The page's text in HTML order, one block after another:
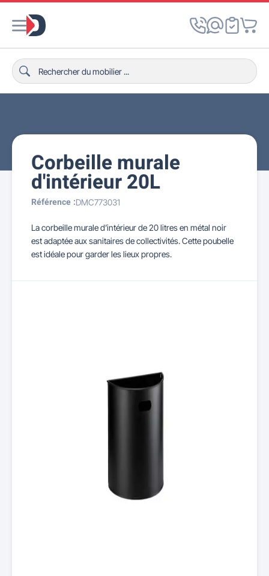
Corbeille murale
d'intérieur 20L
Référence :DMC773031
La corbeille murale d’intérieur de 20 litres en métal noir
est adaptée aux sanitaires de collectivités. Cette poubelle
est idéale pour garder les lieux propres.